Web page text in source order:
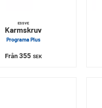
ESSVE
Karmskruv
Programa Plus
Från 355 SEK